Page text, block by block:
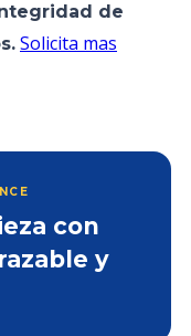
de
Solicita mas
con
y